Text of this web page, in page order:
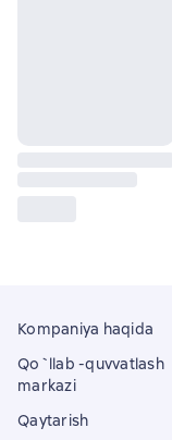
Kompaniya haqida
Qo`llab -quvvatlash
markazi
Qaytarish